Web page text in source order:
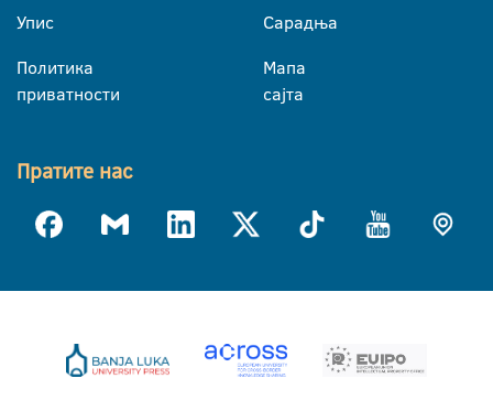
Упис
Политика
приватности
Сарадња
Мапа
сајта
Пратите нас